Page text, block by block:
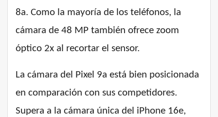
8a. Como la mayoría de los teléfonos, la
cámara de 48 MP también ofrece zoom
óptico 2x al recortar el sensor.
La cámara del Pixel 9a está bien posicionada
en comparación con sus competidores.
Supera a la cámara única del iPhone 16e,